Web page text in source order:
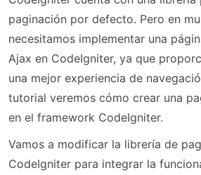
paginación por defecto. Pero en
necesitamos implementar una
Ajax en CodeIgniter, ya que
una mejor experiencia de
tutorial veremos cómo crear una
en el framework CodeIgniter.
Vamos a modificar la librería de
CodeIgniter para integrar la